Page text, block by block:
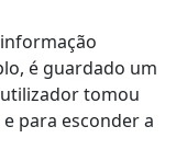
é guardado um
tomou
para esconder a